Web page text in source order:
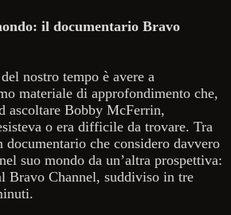
il documentario Bravo
nostro tempo è avere a
materiale di approfondimento che,
ascoltare Bobby McFerrin,
o era difficile da trovare. Tra
documentario che considero davvero
suo mondo da un’altra prospettiva:
Bravo Channel, suddiviso in tre